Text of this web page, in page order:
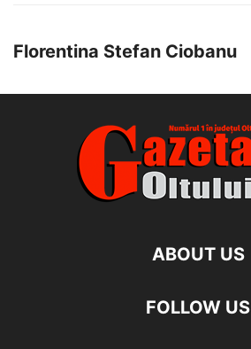
Florentina Stefan Ciobanu
ABOUT US
FOLLOW US